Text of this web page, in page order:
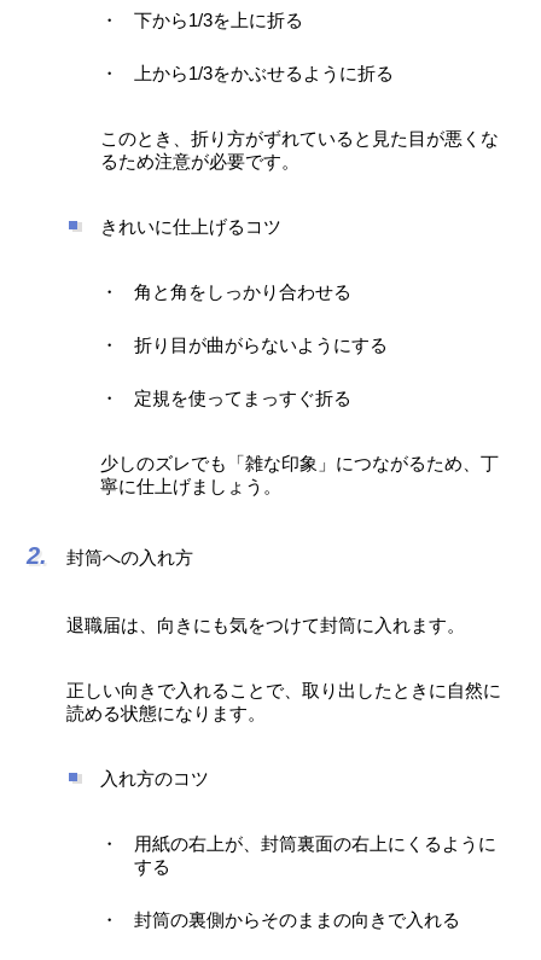
下から1/3を上に折る
上から1/3をかぶせるように折る
このとき、折り方がずれていると見た目が悪くな
るため注意が必要です。
きれいに仕上げるコツ
角と角をしっかり合わせる
折り目が曲がらないようにする
定規を使ってまっすぐ折る
少しのズレでも「雑な印象」につながるため、丁
寧に仕上げましょう。
封筒への入れ方
退職届は、向きにも気をつけて封筒に入れます。
正しい向きで入れることで、取り出したときに自然に
読める状態になります。
入れ方のコツ
用紙の右上が、封筒裏面の右上にくるように
する
封筒の裏側からそのままの向きで入れる